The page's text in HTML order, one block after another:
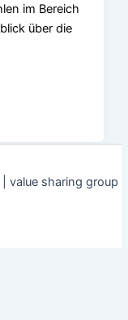
im Bereich
über die
value sharing group